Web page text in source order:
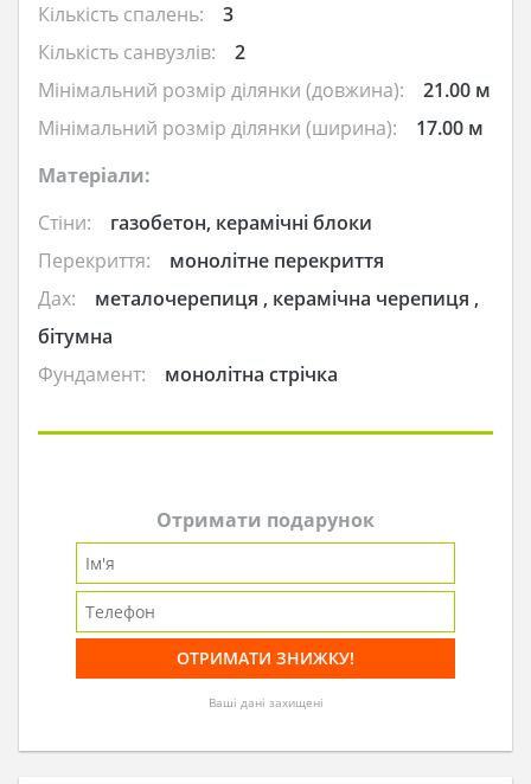
Кількість спалень:
3
Кількість санвузлів:
2
Мінімальний розмір ділянки (довжина):
21.00 м
Мінімальний розмір ділянки (ширина):
17.00 м
Матеріали:
Стіни:
газобетон, керамічні блоки
Перекриття:
монолітне перекриття
Дах:
металочерепиця , керамічна черепиця ,
бітумна
Фундамент:
монолітна стрічка
Отримати подарунок
Ваші дані захищені